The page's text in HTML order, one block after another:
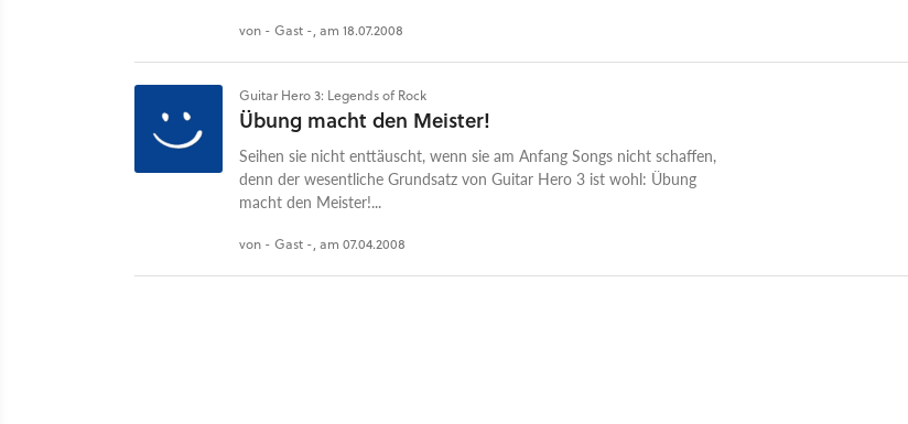
von - Gast -, am 18.07.2008
Guitar Hero 3: Legends of Rock
Übung macht den Meister!
Seihen sie nicht enttäuscht, wenn sie am Anfang Songs nicht schaffen,
denn der wesentliche Grundsatz von Guitar Hero 3 ist wohl: Übung
macht den Meister!...
von - Gast -, am 07.04.2008